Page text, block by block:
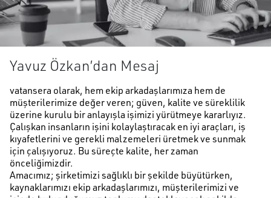
Yavuz Özkan’dan Mesaj
vatansera olarak, hem ekip arkadaşlarımıza hem de
müşterilerimize değer veren; güven, kalite ve süreklilik
üzerine kurulu bir anlayışla işimizi yürütmeye kararlıyız.
Çalışkan insanların işini kolaylaştıracak en iyi araçları, iş
kıyafetlerini ve gerekli malzemeleri üretmek ve sunmak
için çalışıyoruz. Bu süreçte kalite, her zaman
önceliğimizdir.
Amacımız; şirketimizi sağlıklı bir şekilde büyütürken,
kaynaklarımızı ekip arkadaşlarımızı, müşterilerimizi ve